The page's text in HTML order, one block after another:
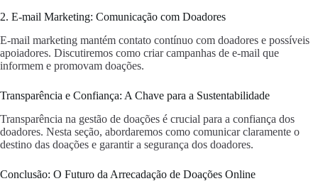
2. E-mail Marketing: Comunicação com Doadores
E-mail marketing mantém contato contínuo com doadores e possíveis
apoiadores. Discutiremos como criar campanhas de e-mail que
informem e promovam doações.
Transparência e Confiança: A Chave para a Sustentabilidade
Transparência na gestão de doações é crucial para a confiança dos
doadores. Nesta seção, abordaremos como comunicar claramente o
destino das doações e garantir a segurança dos doadores.
Conclusão: O Futuro da Arrecadação de Doações Online